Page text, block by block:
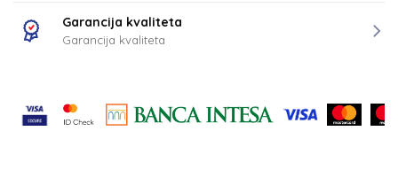
Garancija kvaliteta
Garancija kvaliteta